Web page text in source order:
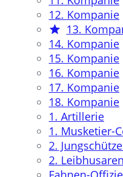
12. Kompanie
13.
14. Kompanie
15. Kompanie
16. Kompanie
17. Kompanie
18. Kompanie
1. Artillerie
1. Musketier-
2.
2. Leibhusaren